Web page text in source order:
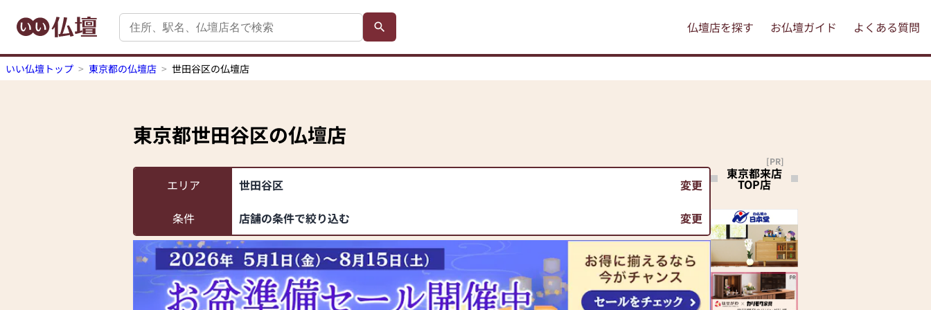
仏壇店を探す お仏壇ガイド よくある質問
いい仏壇トップ 東京都の仏壇店 世田谷区の仏壇店
東京都世田谷区の仏壇店
エリア 世田谷区 変更
条件 店舗の条件で絞り込む 変更
東京都来店
TOP店
[PR]